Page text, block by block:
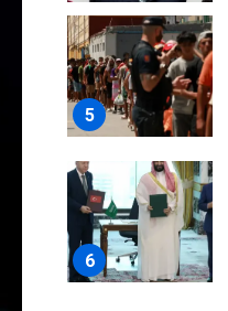
5
6